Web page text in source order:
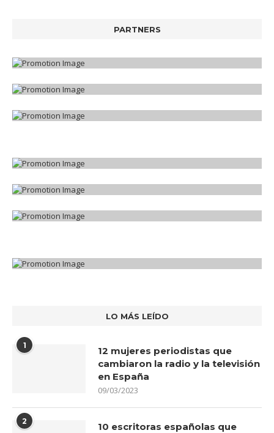
PARTNERS
LO MÁS LEÍDO
1
12 mujeres periodistas que
cambiaron la radio y la televisión
en España
09/03/2023
2
10 escritoras españolas que